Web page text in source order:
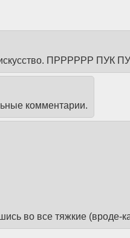
искусство. ПРРРРРР ПУК
комментарии.
во все тяжкие (вроде-